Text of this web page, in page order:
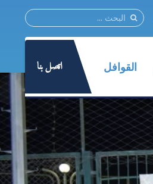
القوافل اتصل بنا